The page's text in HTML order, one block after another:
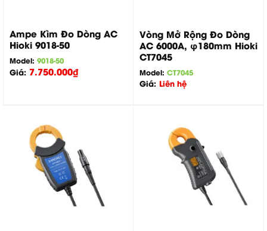
Ampe Kìm Đo Dòng AC
Hioki 9018-50
Model: 9018-50
Giá: 7.750.000₫
Vòng Mở Rộng Đo Dòng
AC 6000A, φ180mm Hioki
CT7045
Model: CT7045
Giá: Liên hệ